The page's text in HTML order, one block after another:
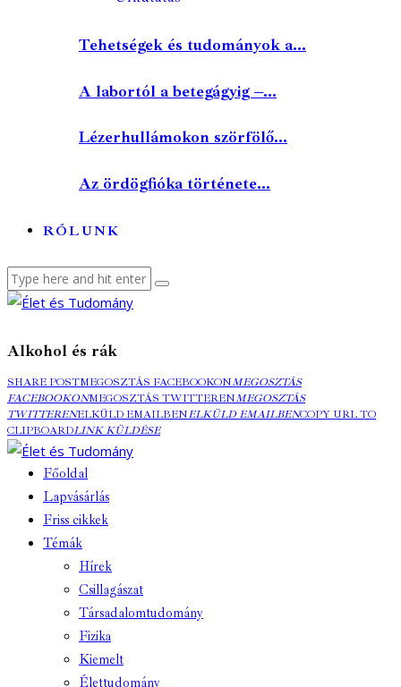
Tehetségek és tudományok a...
A labortól a betegágyig –...
Lézerhullámokon szörfölő...
Az ördögfióka története...
RÓLUNK
Alkohol és rák
SHARE POSTMEGOSZTÁS FACEBOOKONMEGOSZTÁS
FACEBOOKONMEGOSZTÁS TWITTERENMEGOSZTÁS
TWITTERENELKÜLD EMAILBENELKÜLD EMAILBENCOPY URL TO
CLIPBOARDLINK KÜLDÉSE
Főoldal
Lapvásárlás
Friss cikkek
Témák
Hírek
Csillagászat
Társadalomtudomány
Fizika
Kiemelt
Élettudomány